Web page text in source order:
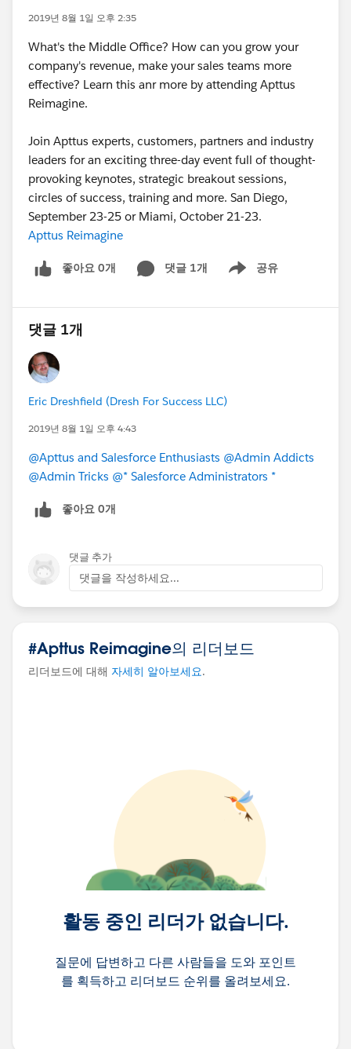
2019년 8월 1일 오후 2:35
What's the Middle Office? How can you grow your
company's revenue, make your sales teams more
effective? Learn this anr more by attending Apttus
Reimagine.
Join Apttus experts, customers, partners and industry
leaders for an exciting three-day event full of thought-
provoking keynotes, strategic breakout sessions,
circles of success, training and more. San Diego,
September 23-25 or Miami, October 21-23.
Apttus Reimagine
좋아요 0개 댓글 1개 공유
Show menu
댓글 1개
Eric Dreshfield (Dresh For Success LLC)
2019년 8월 1일 오후 4:43
@Apttus and Salesforce Enthusiasts @Admin Addicts
@Admin Tricks @* Salesforce Administrators *
좋아요 0개
댓글 추가
댓글을 작성하세요...
#Apttus Reimagine의 리더보드
리더보드에 대해 자세히 알아보세요.
활동 중인 리더가 없습니다.
질문에 답변하고 다른 사람들을 도와 포인트
를 획득하고 리더보드 순위를 올려보세요.